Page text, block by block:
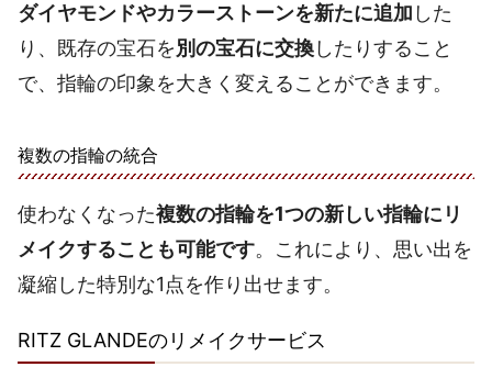
ダイヤモンドやカラーストーンを新たに追加 した
り、既存の宝石を別の宝石に交換したりすること
で、指輪の印象を大きく変えることができます。
複数の指輪の統合
使わなくなった複数の指輪を1つの新しい指輪にリ
メイクすることも可能です。これにより、思い出を
凝縮した特別な1点を作り出せます。
RITZ GLANDEのリメイクサービス